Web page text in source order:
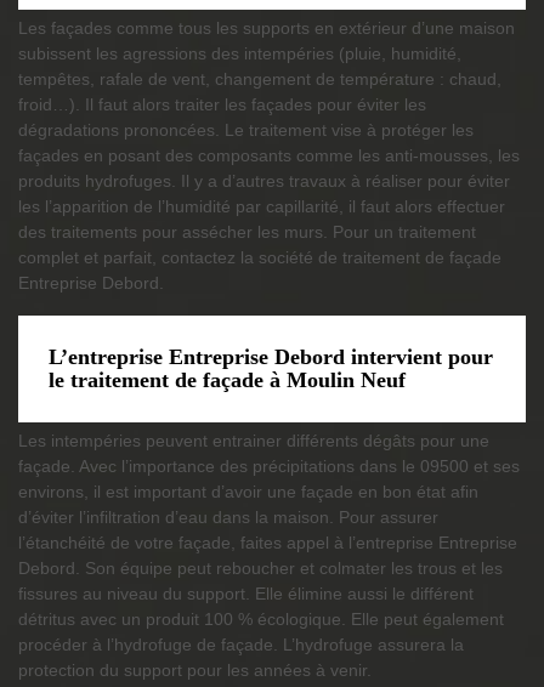
Les façades comme tous les supports en extérieur d’une maison
subissent les agressions des intempéries (pluie, humidité,
tempêtes, rafale de vent, changement de température : chaud,
froid…). Il faut alors traiter les façades pour éviter les
dégradations prononcées. Le traitement vise à protéger les
façades en posant des composants comme les anti-mousses, les
produits hydrofuges. Il y a d’autres travaux à réaliser pour éviter
les l’apparition de l’humidité par capillarité, il faut alors effectuer
des traitements pour assécher les murs. Pour un traitement
complet et parfait, contactez la société de traitement de façade
Entreprise Debord.
L’entreprise Entreprise Debord intervient pour
le traitement de façade à Moulin Neuf
Les intempéries peuvent entrainer différents dégâts pour une
façade. Avec l’importance des précipitations dans le 09500 et ses
environs, il est important d’avoir une façade en bon état afin
d’éviter l’infiltration d’eau dans la maison. Pour assurer
l’étanchéité de votre façade, faites appel à l’entreprise Entreprise
Debord. Son équipe peut reboucher et colmater les trous et les
fissures au niveau du support. Elle élimine aussi le différent
détritus avec un produit 100 % écologique. Elle peut également
procéder à l’hydrofuge de façade. L’hydrofuge assurera la
protection du support pour les années à venir.